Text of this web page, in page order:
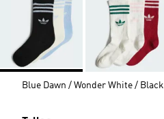
Blue Dawn / Wonder White / Black